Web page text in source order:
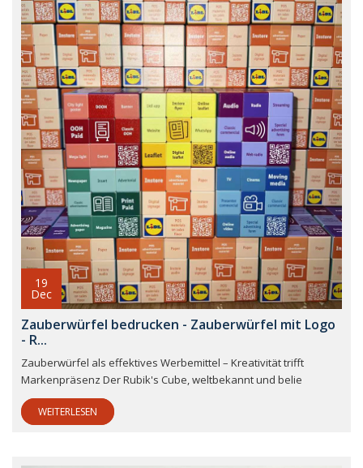
19
Dec
Zauberwürfel bedrucken - Zauberwürfel mit Logo
- R...
Zauberwürfel als effektives Werbemittel – Kreativität trifft
Markenpräsenz Der Rubik's Cube, weltbekannt und belie
WEITERLESEN